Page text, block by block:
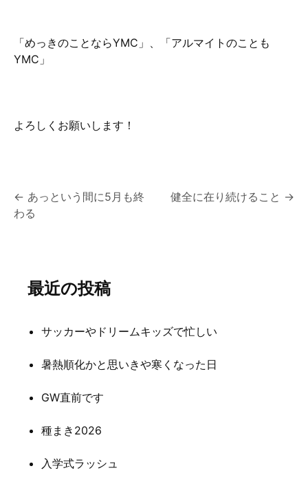
「めっきのことならYMC」、「アルマイトのことも
YMC」
よろしくお願いします！
投
稿
ゲ
ョ
ン
← あっという間に5月も終
わる
健全に在り続けること →
最近の投稿
サッカーやドリームキッズで忙しい
暑熱順化かと思いきや寒くなった日
GW直前です
種まき2026
入学式ラッシュ